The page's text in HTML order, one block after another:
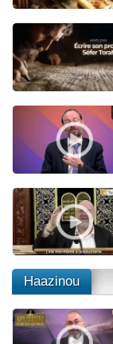
Haazinou